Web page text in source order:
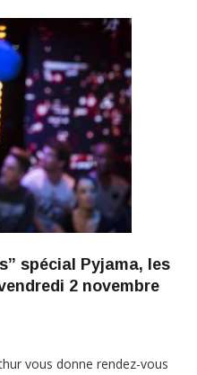
spécial Pyjama, les
2 novembre
vous donne rendez-vous